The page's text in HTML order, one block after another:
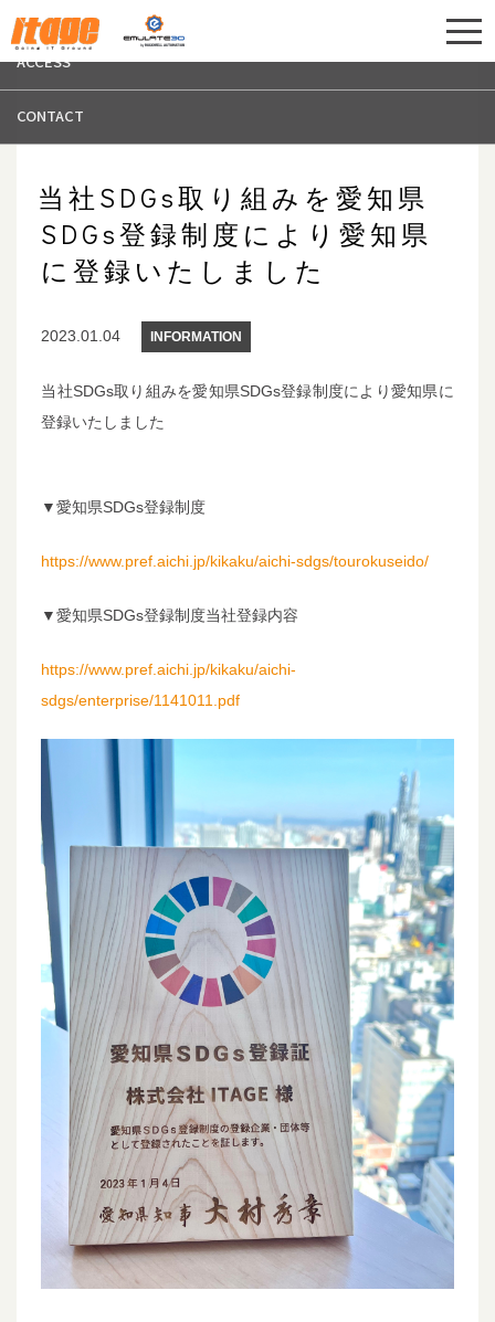
ITAGE コーポレー
ACCESS
CONTACT
当社SDGs取り組みを愛知県
SDGs登録制度により愛知県
に登録いたしました
2023.01.04 INFORMATION
当社SDGs取り組みを愛知県SDGs登録制度により愛知県に
登録いたしました
▼愛知県SDGs登録制度
https://www.pref.aichi.jp/kikaku/aichi-sdgs/tourokuseido/
▼愛知県SDGs登録制度当社登録内容
https://www.pref.aichi.jp/kikaku/aichi-
sdgs/enterprise/1141011.pdf